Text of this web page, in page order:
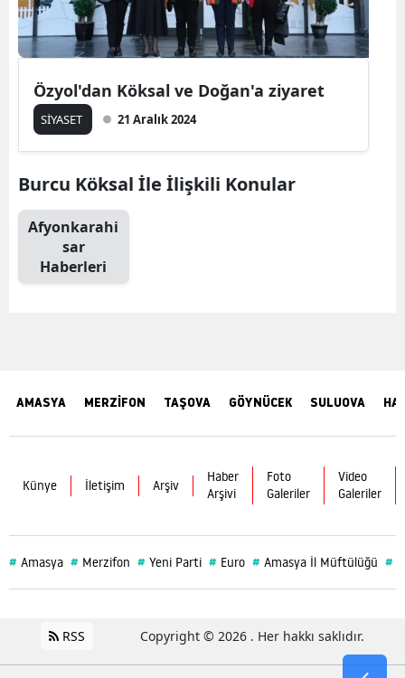
Özyol'dan Köksal ve Doğan'a ziyaret
SİYASET 21 Aralık 2024
Burcu Köksal İle İlişkili Konular
Afyonkarahi
sar
Haberleri
AMASYA MERZİFON TAŞOVA GÖYNÜCEK SULUOVA
Künye İletişim Arşiv
Haber
Arşivi
Foto
Galeriler
Video
Galeriler
# Amasya # Merzifon # Yeni Parti # Euro # Amasya İl Müftülüğü #
RSS Copyright © 2026 . Her hakkı saklıdır.